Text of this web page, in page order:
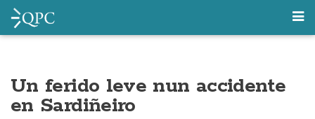
Un ferido leve nun accidente
en Sardiñeiro